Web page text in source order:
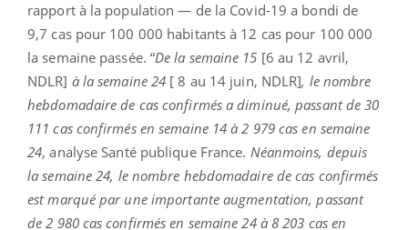
rapport à la population — de la Covid-19 a bondi de
9,7 cas pour 100 000 habitants à 12 cas pour 100 000
la semaine passée. “De la semaine 15 [6 au 12 avril,
NDLR] à la semaine 24 [ 8 au 14 juin, NDLR], le nombre
hebdomadaire de cas confirmés a diminué, passant de 30
111 cas confirmés en semaine 14 à 2 979 cas en semaine
24, analyse Santé publique France. Néanmoins, depuis
la semaine 24, le nombre hebdomadaire de cas confirmés
est marqué par une importante augmentation, passant
de 2 980 cas confirmés en semaine 24 à 8 203 cas en